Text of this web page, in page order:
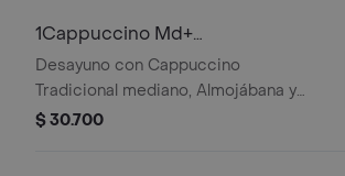
1Cappuccino Md+
1Almojabana+1Pandebono
Desayuno con Cappuccino
Tradicional mediano, Almojábana y
Pandebono. La presentación de la
$ 30.700